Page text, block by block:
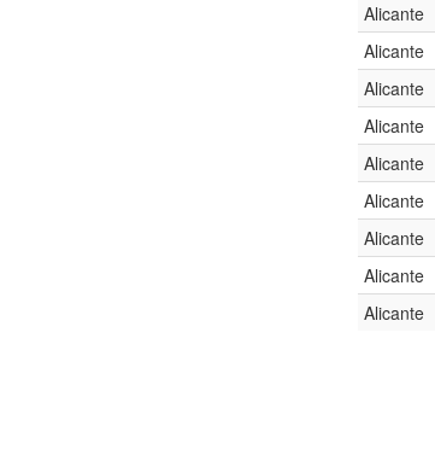
Alicante
Alicante
Alicante
Alicante
Alicante
Alicante
Alicante
Alicante
Alicante